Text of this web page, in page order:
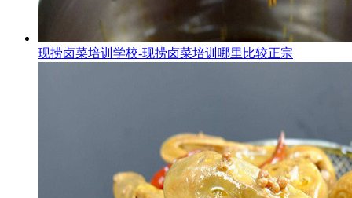
现捞卤菜培训学校-现捞卤菜培训哪里比较正宗